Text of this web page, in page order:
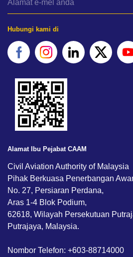
Hubungi kami di
Alamat Ibu Pejabat CAAM
Civil Aviation Authority of Malaysia
Pihak Berkuasa Penerbangan
No. 27, Persiaran Perdana,
Aras 1-4 Blok Podium,
62618, Wilayah Persekutuan
Putrajaya, Malaysia.
Nombor Telefon: +603-88714000